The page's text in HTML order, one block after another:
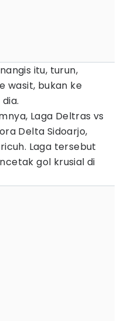
itu, turun,
wasit, bukan ke
Laga Deltras vs
Delta Sidoarjo,
Laga tersebut
gol krusial di